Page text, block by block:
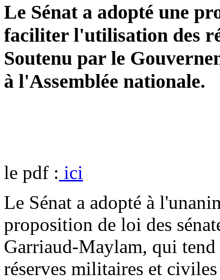
Le Sénat a adopté une
faciliter l'utilisation des
Soutenu par le
à l'Assemblée nationale.
le pdf : ici
Le Sénat a adopté à
proposition de loi des
Garriaud-Maylam, qui
réserves militaires et